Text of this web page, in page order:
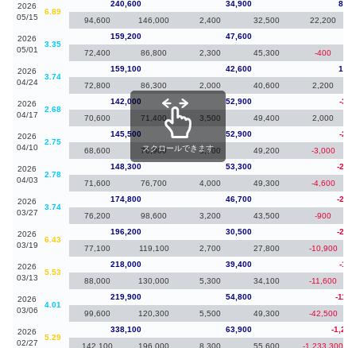
2026
05/15
6.89
240,600 34,900
94,600
146,000 2,400 32,500 22,200
2026
05/01
3.35
159,200 47,600
72,400
86,800 2,300 45,300 -400
2026
04/24
3.74
159,100 42,600
72,800
86,300 2,000 40,600 2,200
2026
04/17
2.68
142,000 52,900
-
70,600
71,400 3,500 49,400 2,000
2026
04/10
2.75
145,500 52,900
-
68,600
76,900 3,700 49,200 -3,000
2026
04/03
2.78
148,300 53,300
-
71,600
76,700 4,000 49,300 -4,600
2026
03/27
3.74
174,800 46,700
-
76,200
98,600 3,200 43,500 -900
2026
03/19
6.43
196,200 30,500
-
77,100
119,100 2,700 27,800 -10,900
2026
03/13
5.53
218,000 39,400
-
88,000
130,000 5,300 34,100 -11,600
2026
03/06
4.01
219,900 54,800
-
99,600
120,300 5,500 49,300 -42,500
2026
02/27
5.29
338,100 63,900
-
142,100
196,000 8,300 55,600 -1,233,300
スクロールできます